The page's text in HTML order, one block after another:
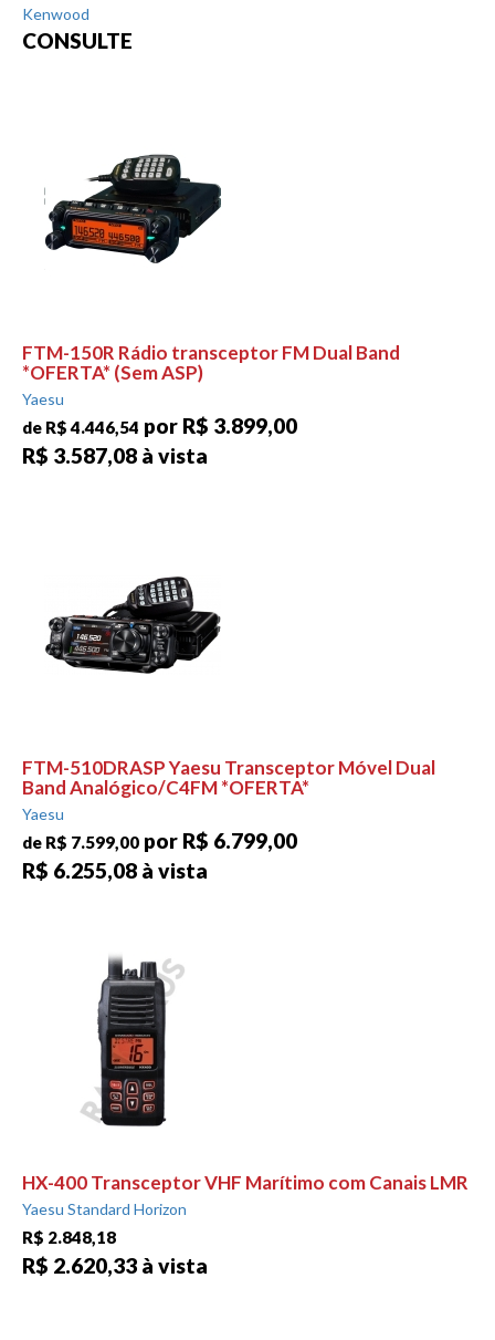
Kenwood
CONSULTE
FTM-150R Rádio transceptor FM Dual Band
*OFERTA* (Sem ASP)
Yaesu
de R$ 4.446,54 por R$ 3.899,00
R$ 3.587,08 à vista
FTM-510DRASP Yaesu Transceptor Móvel Dual
Band Analógico/C4FM *OFERTA*
Yaesu
de R$ 7.599,00 por R$ 6.799,00
R$ 6.255,08 à vista
HX-400 Transceptor VHF Marítimo com Canais LMR
Yaesu Standard Horizon
R$ 2.848,18
R$ 2.620,33 à vista